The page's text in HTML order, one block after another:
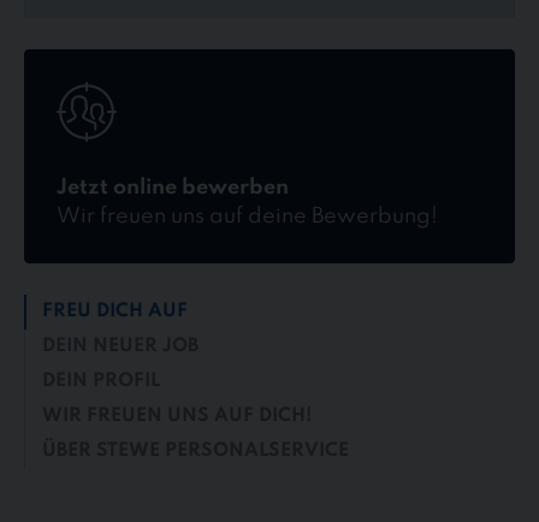
Jetzt online bewerben
Wir freuen uns auf deine Bewerbung!
online
bewerben
FREU DICH AUF